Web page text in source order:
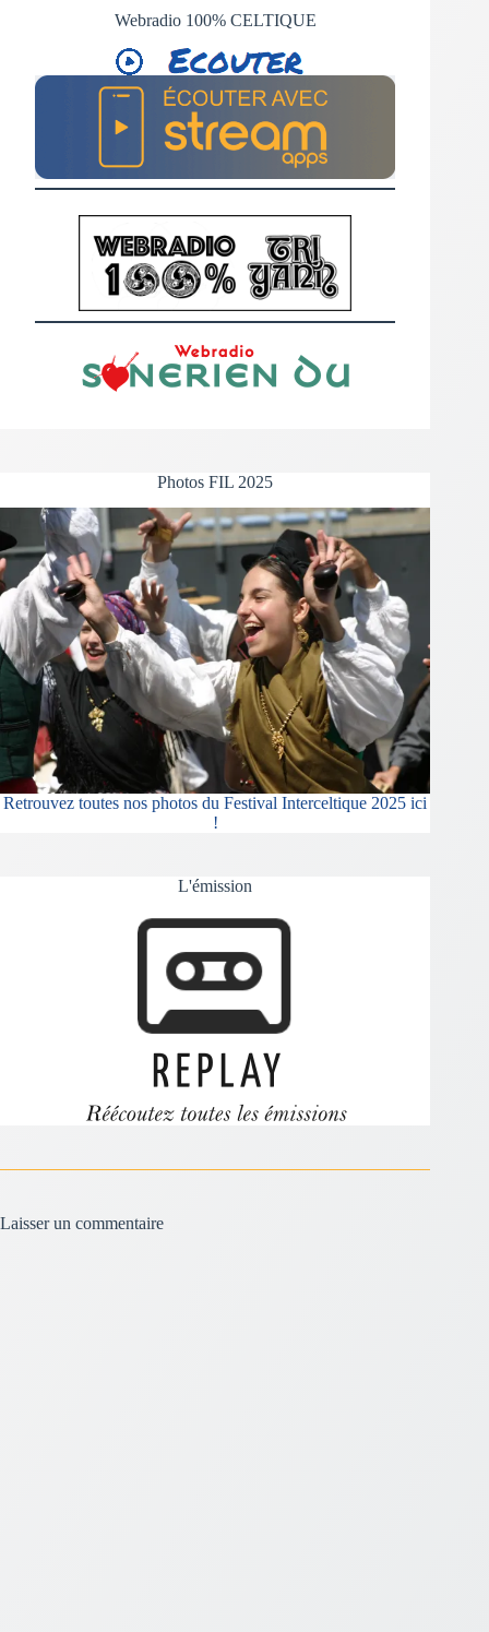
Webradio 100% CELTIQUE
Photos FIL 2025
Retrouvez toutes nos photos du Festival Interceltique 2025 ici
!
L'émission
Laisser un commentaire